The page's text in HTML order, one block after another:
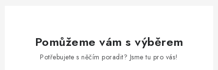
Pomůžeme vám s výběrem
Potřebujete s něčím poradit? Jsme tu pro vás!